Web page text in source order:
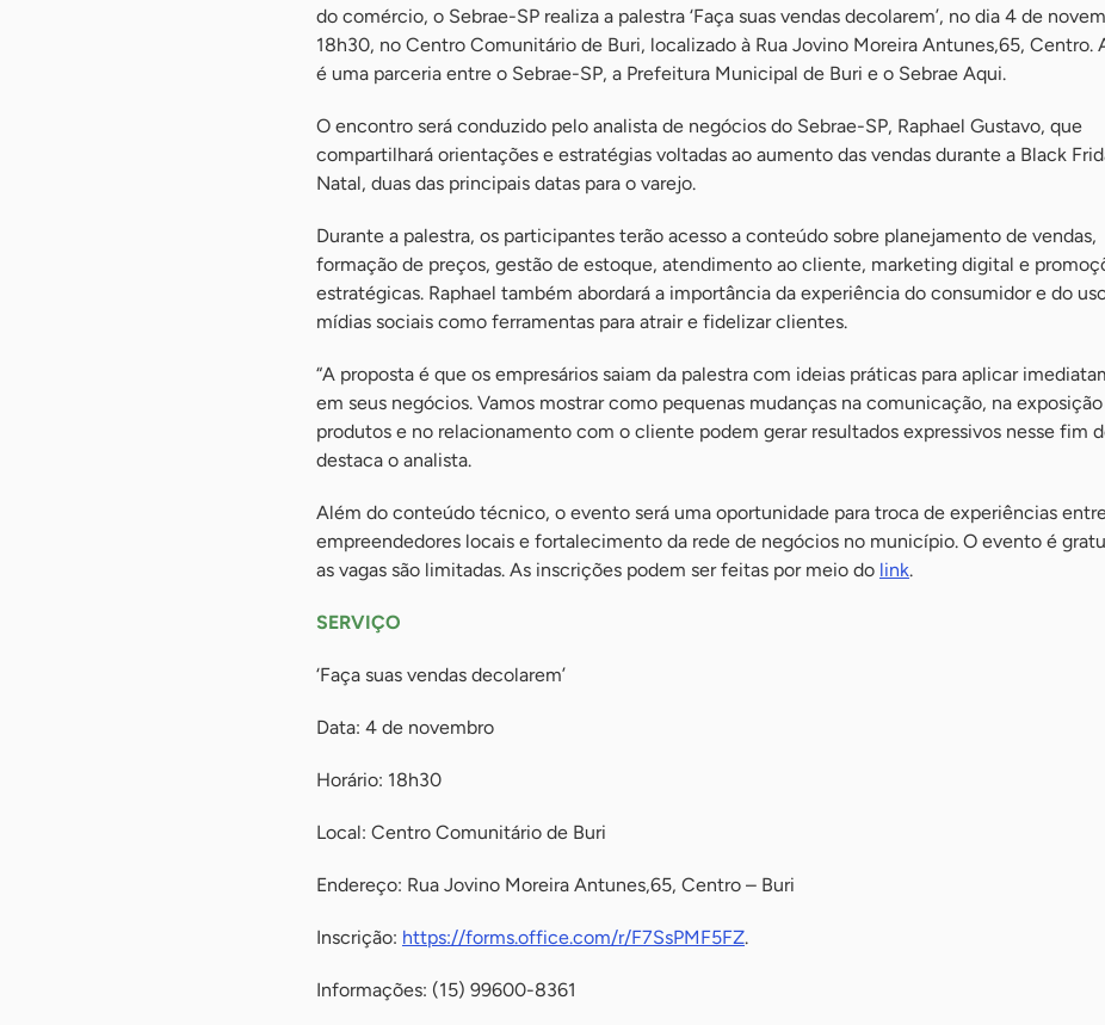
do comércio, o Sebrae-SP realiza a palestra ‘Faça suas vendas decolarem’, no dia 4 de
18h30, no Centro Comunitário de Buri, localizado à Rua Jovino Moreira Antunes,65, Centro.
é uma parceria entre o Sebrae-SP, a Prefeitura Municipal de Buri e o Sebrae Aqui.
O encontro será conduzido pelo analista de negócios do Sebrae-SP, Raphael Gustavo, que
compartilhará orientações e estratégias voltadas ao aumento das vendas durante a Black
Natal, duas das principais datas para o varejo.
Durante a palestra, os participantes terão acesso a conteúdo sobre planejamento de vendas,
formação de preços, gestão de estoque, atendimento ao cliente, marketing digital e
estratégicas. Raphael também abordará a importância da experiência do consumidor e do
mídias sociais como ferramentas para atrair e fidelizar clientes.
“A proposta é que os empresários saiam da palestra com ideias práticas para aplicar
em seus negócios. Vamos mostrar como pequenas mudanças na comunicação, na
produtos e no relacionamento com o cliente podem gerar resultados expressivos nesse fim
destaca o analista.
Além do conteúdo técnico, o evento será uma oportunidade para troca de experiências
empreendedores locais e fortalecimento da rede de negócios no município. O evento é
as vagas são limitadas. As inscrições podem ser feitas por meio do link.
SERVIÇO
‘Faça suas vendas decolarem’
Data: 4 de novembro
Horário: 18h30
Local: Centro Comunitário de Buri
Endereço: Rua Jovino Moreira Antunes,65, Centro – Buri
Inscrição: https://forms.office.com/r/F7SsPMF5FZ.
Informações: (15) 99600-8361